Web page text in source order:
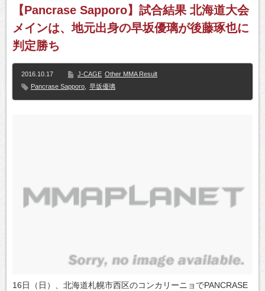
【Pancrase Sapporo】試合結果 北海道大会
メインは、地元出身の早坂優璃が後藤琢也に
判定勝ち
2016.10.17 J-CAGE Other MMA Result
Pancrase Sapporo
早坂優璃
16日（日）、北海道札幌市西区のコンカリーニョでPANCRASE